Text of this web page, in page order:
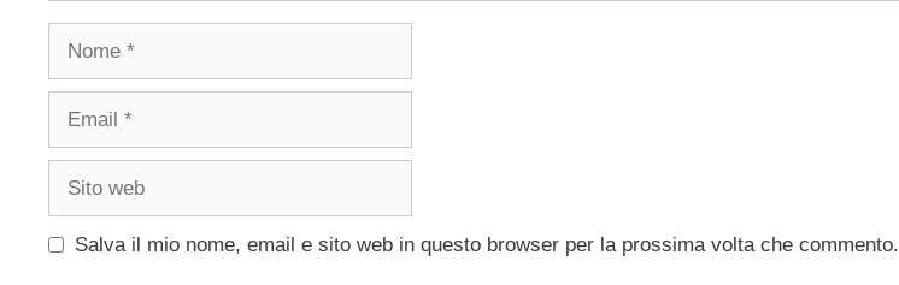
Nome
Email
Sito
Salva il mio nome, email e sito web in questo browser per la prossima volta che commento.